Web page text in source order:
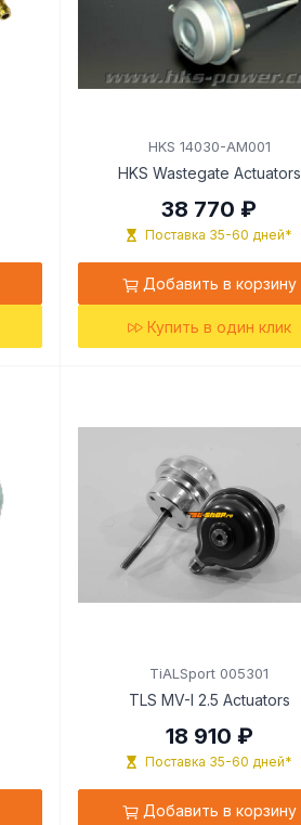
HKS 14030-AM001
HKS Wastegate Actuators
38 770 ₽
Поставка 35-60 дней*
Добавить в корзину
Купить в один клик
TiALSport 005301
TLS MV-I 2.5 Actuators
18 910 ₽
Поставка 35-60 дней*
Добавить в корзину